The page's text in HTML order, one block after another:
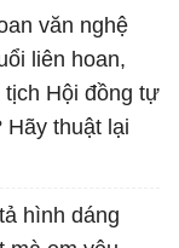
văn nghệ
liên hoan,
Hội đồng tự
Hãy thuật lại
hình dáng